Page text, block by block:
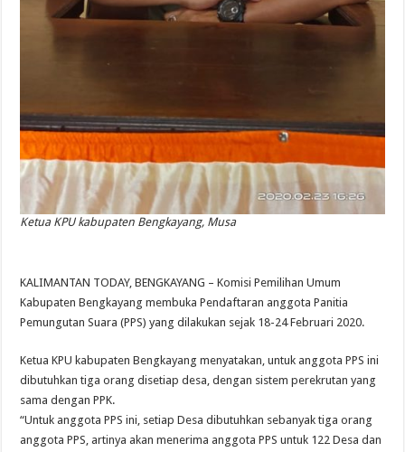
Ketua KPU kabupaten Bengkayang, Musa
KALIMANTAN TODAY, BENGKAYANG – Komisi Pemilihan Umum
Kabupaten Bengkayang membuka Pendaftaran anggota Panitia
Pemungutan Suara (PPS) yang dilakukan sejak 18-24 Februari 2020.
Ketua KPU kabupaten Bengkayang menyatakan, untuk anggota PPS ini
dibutuhkan tiga orang disetiap desa, dengan sistem perekrutan yang
sama dengan PPK.
“Untuk anggota PPS ini, setiap Desa dibutuhkan sebanyak tiga orang
anggota PPS, artinya akan menerima anggota PPS untuk 122 Desa dan